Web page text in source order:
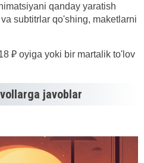
qanday yaratish
subtitrlar qo'shing, maketlarni
₽ oyiga yoki bir martalik to'lov
javoblar